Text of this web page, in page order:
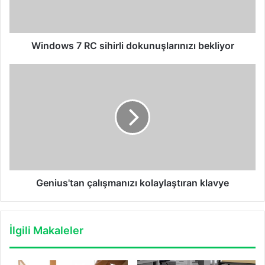
Windows 7 RC sihirli dokunuşlarınızı bekliyor
Genius'tan çalışmanızı kolaylaştıran klavye
İlgili Makaleler